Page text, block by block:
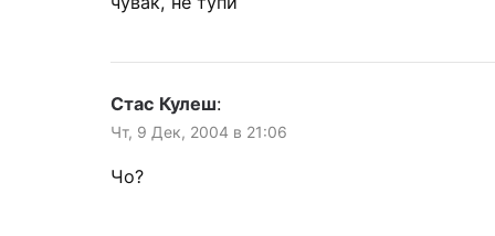
Стас Кулеш:
Чт, 9 Дек, 2004 в 21:06
Чо?